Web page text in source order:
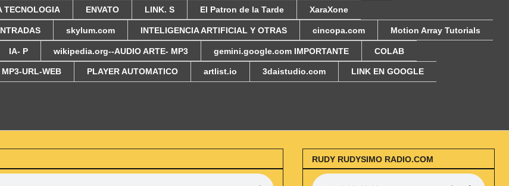
TECNOLOGIA ENVATO LINK. S El Patron de la Tarde XaraXone
skylum.com INTELIGENCIA ARTIFICIAL Y OTRAS cincopa.com Motion Array Tutorials
IA- P wikipedia.org--AUDIO ARTE- MP3 gemini.google.com IMPORTANTE COLAB
MP3-URL-WEB PLAYER AUTOMATICO artlist.io 3daistudio.com LINK EN GOOGLE
RUDY RUDYSIMO RADIO.COM